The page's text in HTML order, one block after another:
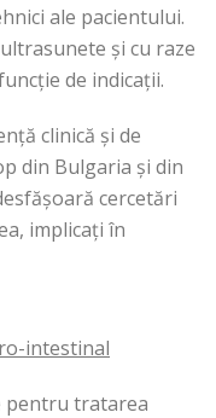
ale pacientului.
și cu raze
de indicații.
clinică și de
din Bulgaria și din
cercetări
implicați în
intestinal
pentru tratarea